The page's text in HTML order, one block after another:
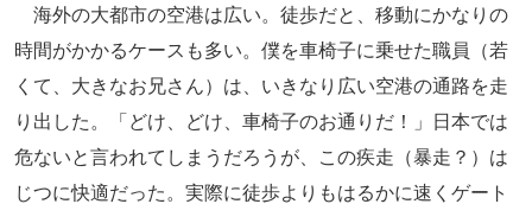
海外の大都市の空港は広い。徒歩だと、移動にかなりの
時間がかかるケースも多い。僕を車椅子に乗せた職員（若
くて、大きなお兄さん）は、いきなり広い空港の通路を走
り出した。「どけ、どけ、車椅子のお通りだ！」日本では
危ないと言われてしまうだろうが、この疾走（暴走？）は
じつに快適だった。実際に徒歩よりもはるかに速くゲート